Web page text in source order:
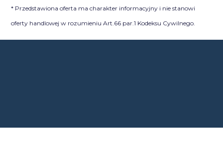
* Przedstawiona oferta ma charakter informacyjny i nie stanowi
oferty handlowej w rozumieniu Art.66 par.1 Kodeksu Cywilnego.